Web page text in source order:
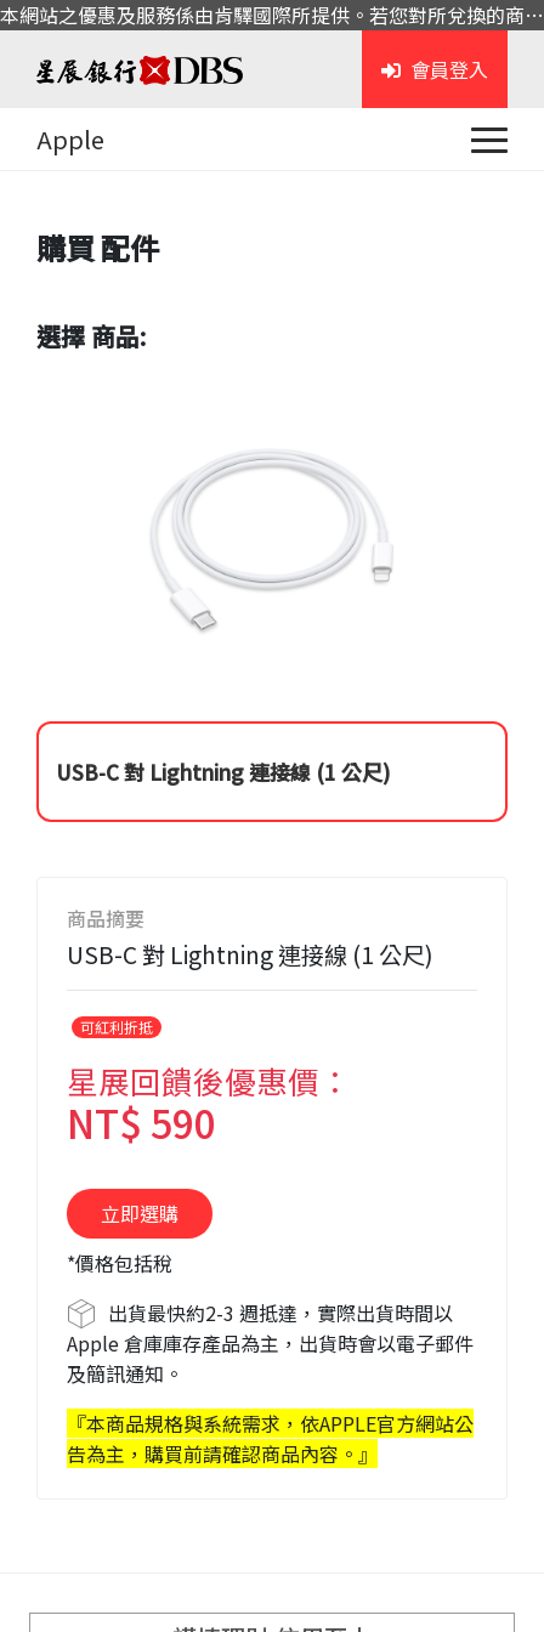
本網站之優惠及服務係由肯驛國際所提供。若您對所兌換的商品或服務有任何問題，請與肯驛國際聯繫。
會員登入
Apple
購買配件
選擇 商品:
USB-C 對 Lightning 連接線 (1 公尺)
商品摘要
USB-C 對 Lightning 連接線 (1 公尺)
可紅利折抵
星展回饋後優惠價：
NT$ 590
*價格包括稅
出貨最快約2-3 週抵達 ，實際出貨時間以
Apple 倉庫庫存產品為主，出貨時會以電子郵件
及簡訊通知。
『本商品規格與系統需求，依APPLE官方網站公
告為主，購買前請確認商品內容。』